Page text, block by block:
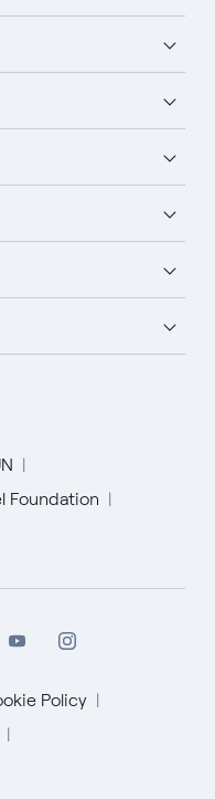
Foundation
Policy